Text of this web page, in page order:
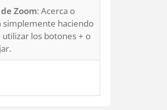
Zoom: Acerca o
simplemente haciendo
los botones + o